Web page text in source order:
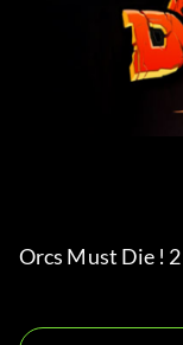
Orcs Must Die !